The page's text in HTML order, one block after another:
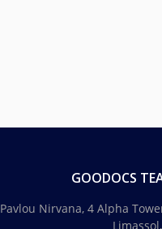
GOODOCS
Pavlou Nirvana, 4 Alpha